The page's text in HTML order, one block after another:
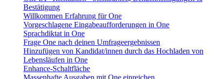
Bestätigung
Willkommen Erfahrung für One
Vorgeschlagene Eingabeaufforderungen in One
Sprachdiktat in One
Frage One nach deinen Umfrageergebnissen
Hinzufügen von Kandidat/innen durch das Hochladen von
Lebensläufen in One
Enhance-Schaltfläche
Massenhafte Ausgaben mit One einreichen